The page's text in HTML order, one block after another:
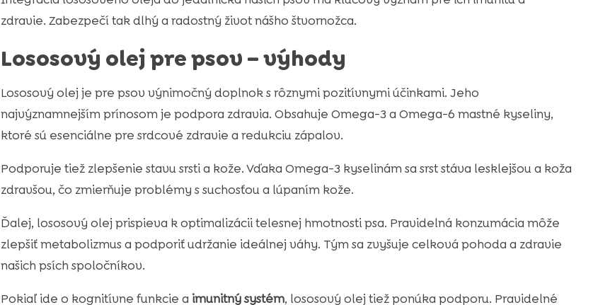
zdravie. Zabezpečí tak dlhý a radostný život nášho štvornožca.
Lososový olej pre psov – výhody
Lososový olej je pre psov výnimočný doplnok s rôznymi pozitívnymi účinkami. Jeho
najvýznamnejším prínosom je podpora zdravia. Obsahuje Omega-3 a Omega-6 mastné kyseliny,
ktoré sú esenciálne pre srdcové zdravie a redukciu zápalov.
Podporuje tiež zlepšenie stavu srsti a kože. Vďaka Omega-3 kyselinám sa srst stáva lesklejšou a koža
zdravšou, čo zmierňuje problémy s suchosťou a lúpaním kože.
Ďalej, lososový olej prispieva k optimalizácii telesnej hmotnosti psa. Pravidelná konzumácia môže
zlepšiť metabolizmus a podporiť udržanie ideálnej váhy. Tým sa zvyšuje celková pohoda a zdravie
našich psích spoločníkov.
Pokiaľ ide o kognitívne funkcie a imunitný systém, lososový olej tiež ponúka podporu. Pravidelné